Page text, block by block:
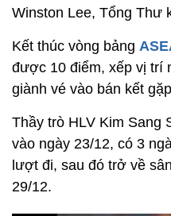
Winston Lee, Tổng Thư
Kết thúc vòng bảng
được 10 điểm, xếp vị trí
giành vé vào bán kết
Thầy trò HLV Kim Sang
vào ngày 23/12, có 3
lượt đi, sau đó trở về
29/12.